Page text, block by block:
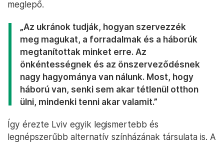
meglepő.
„Az ukránok tudják, hogyan szervezzék
meg magukat, a forradalmak és a háborúk
megtanítottak minket erre. Az
önkéntességnek és az önszerveződésnek
nagy hagyománya van nálunk. Most, hogy
háború van, senki sem akar tétlenül otthon
ülni, mindenki tenni akar valamit.”
Így érezte Lviv egyik legismertebb és
legnépszerűbb alternatív színházának társulata is. A